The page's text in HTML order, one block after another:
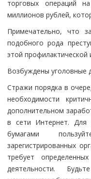
торговых операций
миллионов рублей,
Примечательно, что
подобного рода
этой
Возбуждены уголовные
Стражи порядка в
необходимости
дополнительном
в сети Интернет. Для
бумагами
зарегистрированных
требует
деятельности.